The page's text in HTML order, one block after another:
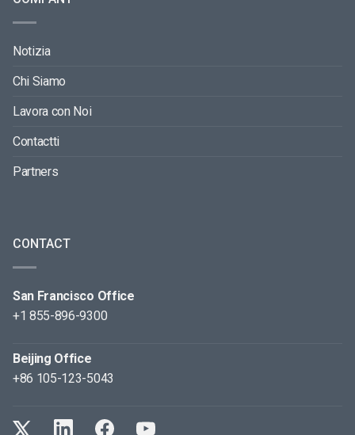
Notizia
Chi Siamo
Lavora con Noi
Contactti
Partners
CONTACT
San Francisco Office
+1 855-896-9300
Beijing Office
+86 105-123-5043